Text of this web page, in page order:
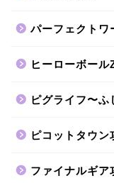
パーフェクトワ
ヒーローボール
ピグライフ〜
ピコットタウン
ファイナルギア